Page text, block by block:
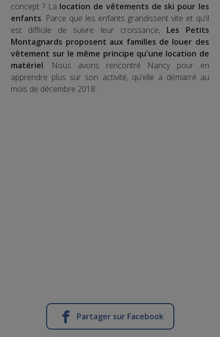
concept ? La location de vêtements de ski pour les
enfants. Parce que les enfants grandissent vite et qu'il
est difficile de suivre leur croissance, Les Petits
Montagnards proposent aux familles de louer des
vêtement sur le même principe qu'une location de
matériel. Nous avons rencontré Nancy pour en
apprendre plus sur son activité, qu'elle a démarré au
mois de décembre 2018 :
Partager sur Facebook